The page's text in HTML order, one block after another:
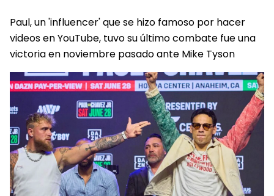
Paul, un 'influencer' que se hizo famoso por hacer
videos en YouTube, tuvo su último combate fue una
victoria en noviembre pasado ante Mike Tyson